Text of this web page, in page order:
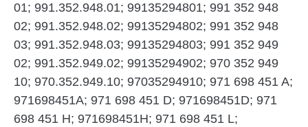
01; 991.352.948.01; 99135294801; 991 352 948
02; 991.352.948.02; 99135294802; 991 352 948
03; 991.352.948.03; 99135294803; 991 352 949
02; 991.352.949.02; 99135294902; 970 352 949
10; 970.352.949.10; 97035294910; 971 698 451 A;
971698451A; 971 698 451 D; 971698451D; 971
698 451 H; 971698451H; 971 698 451 L;